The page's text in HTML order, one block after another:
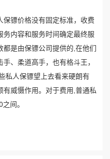
镖价格没有固定标准，收费
内容和服务时间确定最终服
是由保镖公司提供的,在他们
、柔道高手，也有格斗王，
人保镖望上去看来硬朗有
有威慑作用。对于费用,普通私
间。